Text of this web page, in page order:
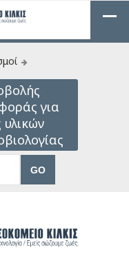
για